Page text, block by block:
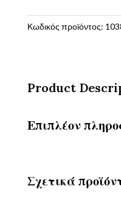
Κωδικός προϊόντος:
Product
Επιπλέον
Σχετικά